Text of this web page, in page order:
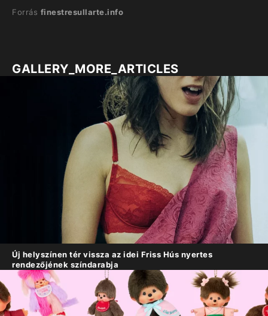
Forrás finestresullarte.info
GALLERY_MORE_ARTICLES
Új helyszínen tér vissza az idei Friss Hús nyertes
rendezőjének színdarabja